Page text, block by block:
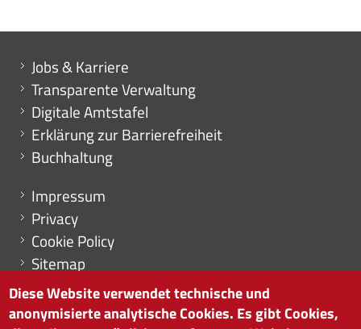
Mini menu di servizio
Jobs & Karriere
Transparente Verwaltung
Digitale Amtstafel
Erklärung zur Barrierefreiheit
Buchhaltung
Menu footer
Impressum
Privacy
Cookie Policy
Sitemap
Cookie-Einstellungen
Diese Website verwendet technische und
anonymisierte analytische Cookies. Es gibt Cookies,